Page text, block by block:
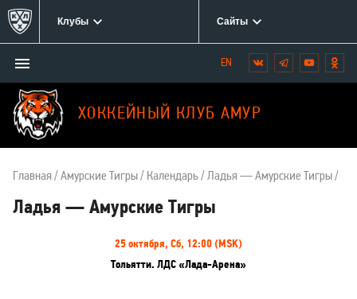
Клубы Сайты
ХОККЕЙНЫЙ КЛУБ АМУР
Открыть/
закрыть
меню
Мы
в
социальных
сетях:
Вконтакте
Telegram
YouTube
Главная Амурские Тигры Календарь Ладья — Амурские Тигры
Ладья — Амурские Тигры
25 октября, Сб, 12:00 (MSK)
Тольятти. ЛДС «Лада-Арена»